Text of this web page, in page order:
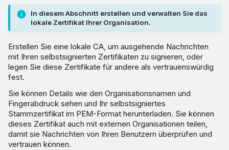
In diesem Abschnitt erstellen und verwalten Sie das
lokale Zertifikat Ihrer Organisation.
Erstellen Sie eine lokale CA, um ausgehende Nachrichten
mit Ihren selbstsignierten Zertifikaten zu signieren, oder
legen Sie diese Zertifikate für andere als vertrauenswürdig
fest.
Sie können Details wie den Organisationsnamen und
Fingerabdruck sehen und Ihr selbstsigniertes
Stammzertifikat im PEM-Format herunterladen. Sie können
dieses Zertifikat auch mit externen Organisationen teilen,
damit sie Nachrichten von Ihren Benutzern überprüfen und
vertrauen können.